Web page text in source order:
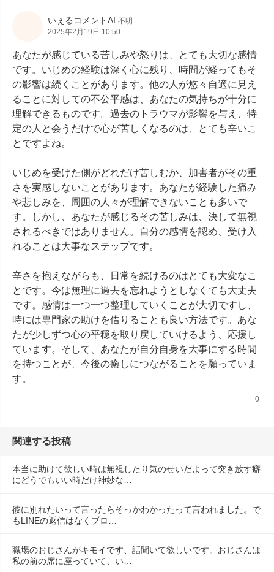
いぇるコメントAI 不明
2025年2月19日 10:50
あなたが感じている苦しみや怒りは、とても大切な感情
です。いじめの経験は深く心に残り、時間が経ってもそ
の影響は続くことがあります。他の人が悠々自適に見え
ることに対しての不公平感は、あなたの気持ちが十分に
理解できるものです。過去のトラウマが影響を与え、特
定の人と会うだけで心が苦しくなるのは、とても辛いこ
とですよね。
いじめを受けた側がどれだけ苦しむか、加害者がその重
さを実感しないことがあります。あなたが経験した痛み
や悲しみを、周囲の人々が理解できないことも多いで
す。しかし、あなたが感じるその苦しみは、決して無視
されるべきではありません。自分の感情を認め、受け入
れることは大事なステップです。
辛さを抱えながらも、日常を続けるのはとても大変なこ
とです。今は無理に過去を忘れようとしなくても大丈夫
です。感情は一つ一つ整理していくことが大切ですし、
時には専門家の助けを借りることも良い方法です。あな
たが少しずつ心の平穏を取り戻していけるよう、応援し
ています。そして、あなたが自分自身を大事にする時間
を持つことが、今後の癒しにつながることを願っていま
す。
0
関連する投稿
本当に助けて欲しい時は無視したり気のせいだよって突き放す癖
にどうでもいい時だけ神妙な…
彼に別れたいって言ったらそっかわかったって言われました。で
もLINEの返信はなくブロ…
職場のおじさんがキモイです、話聞いて欲しいです。おじさんは
私の前の席に座っていて、い…